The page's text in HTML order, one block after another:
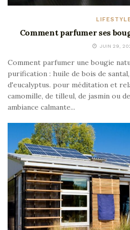
Comment parfumer ses
JUIN 29,
Comment parfumer une bougie
purification : huile de bois de
d'eucalyptus. pour méditation et
camomille, de tilleul, de jasmin ou
ambiance calmante...